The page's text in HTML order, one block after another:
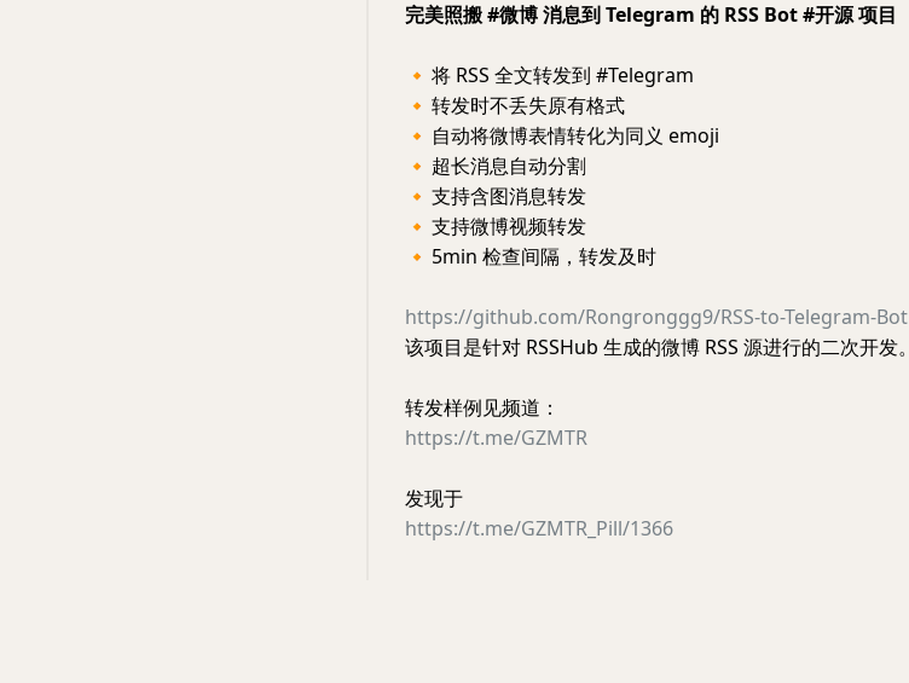
完美照搬 #微博 消息到 Telegram 的 RSS Bot #开源 项目
🔸 将 RSS 全文转发到 #Telegram
🔸 转发时不丢失原有格式
🔸 自动将微博表情转化为同义 emoji
🔸 超长消息自动分割
🔸 支持含图消息转发
🔸 支持微博视频转发
🔸 5min 检查间隔，转发及时
https://github.com/Rongronggg9/RSS-to-Telegram-Bot
该项目是针对 RSSHub 生成的微博 RSS 源进行的二次开发。
转发样例见频道：
https://t.me/GZMTR
发现于
https://t.me/GZMTR_Pill/1366